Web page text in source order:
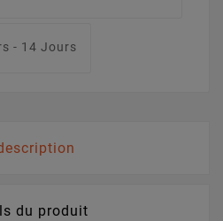
- 14 Jours
du produit